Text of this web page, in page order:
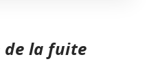
la fuite